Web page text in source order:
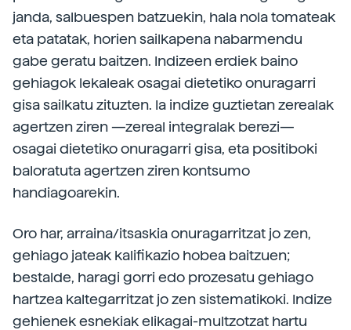
janda, salbuespen batzuekin, hala nola tomateak
eta patatak, horien sailkapena nabarmendu
gabe geratu baitzen. Indizeen erdiek baino
gehiagok lekaleak osagai dietetiko onuragarri
gisa sailkatu zituzten. Ia indize guztietan zerealak
agertzen ziren —zereal integralak berezi—
osagai dietetiko onuragarri gisa, eta positiboki
baloratuta agertzen ziren kontsumo
handiagoarekin.
Oro har, arraina/itsaskia onuragarritzat jo zen,
gehiago jateak kalifikazio hobea baitzuen;
bestalde, haragi gorri edo prozesatu gehiago
hartzea kaltegarritzat jo zen sistematikoki. Indize
gehienek esnekiak elikagai-multzotzat hartu